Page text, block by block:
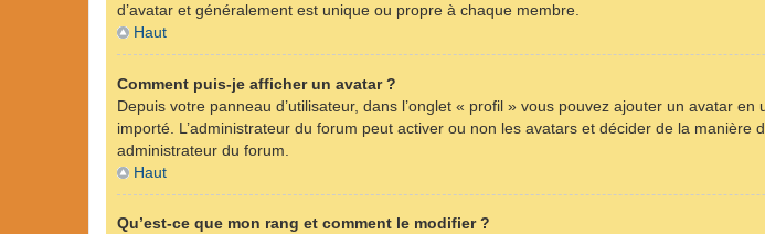
d’avatar et généralement est unique ou propre à chaque membre.
Haut
Comment puis-je afficher un avatar ?
Depuis votre panneau d’utilisateur, dans l’onglet « profil » vous pouvez ajouter un avatar
importé. L’administrateur du forum peut activer ou non les avatars et décider de la
administrateur du forum.
Haut
Qu’est-ce que mon rang et comment le modifier ?